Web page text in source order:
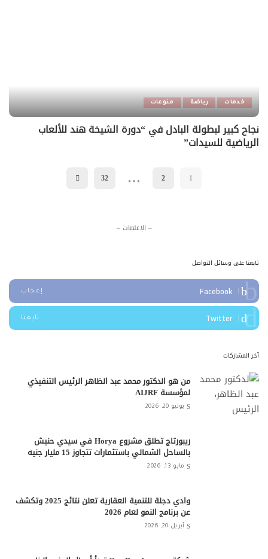
خدمات رياضة منوعات
نجاح كبير لبطولة البادل في “دورة الشيخة هند للألعاب
الرياضية للسيدات”
1
2
…
32
– الإعلانات –
تابعنا على وسائل التواصل
Facebook إعجاب
Twitter تابعنا
آخر المشاركات
من هو الدكتور محمد عبد الظاهر الرئيس التنفيذي
لمؤسسة AIJRF
يوليو 20, 2026
ريبورتاج تطلق مشروع Horya في سيدي حنيش
بالساحل الشمالي باستثمارات تتجاوز 15 مليار جنيه
مايو 13, 2026
وادي دجلة للتنمية العقارية تعلن نتائج 2025 وتكشف
عن برنامج النمو لعام 2026
أبريل 20, 2026